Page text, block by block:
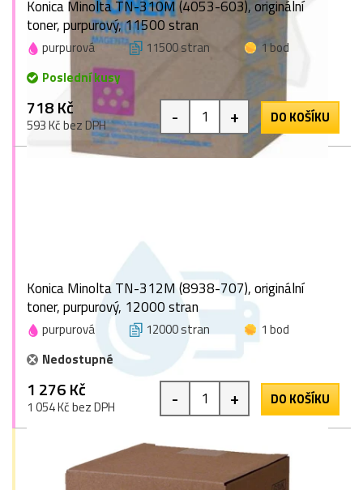
Konica Minolta TN-310M (4053-603), originální
toner, purpurový, 11500 stran
purpurová 11500 stran
1 bod
Poslední kusy
718 Kč
593 Kč bez DPH - + DO KOŠÍKU
Konica Minolta TN-312M (8938-707), originální
toner, purpurový, 12000 stran
purpurová 12000 stran
1 bod
Nedostupné
1 276 Kč
1 054 Kč bez DPH - + DO KOŠÍKU